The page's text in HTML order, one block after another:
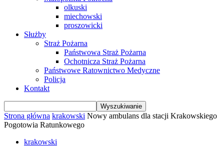
olkuski
miechowski
proszowicki
Służby
Straż Pożarna
Państwowa Straż Pożarna
Ochotnicza Straż Pożarna
Państwowe Ratownictwo Medyczne
Policja
Kontakt
Strona główna krakowski Nowy ambulans dla stacji Krakowskiego
Pogotowia Ratunkowego
krakowski